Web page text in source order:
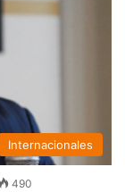
Internacionales
490